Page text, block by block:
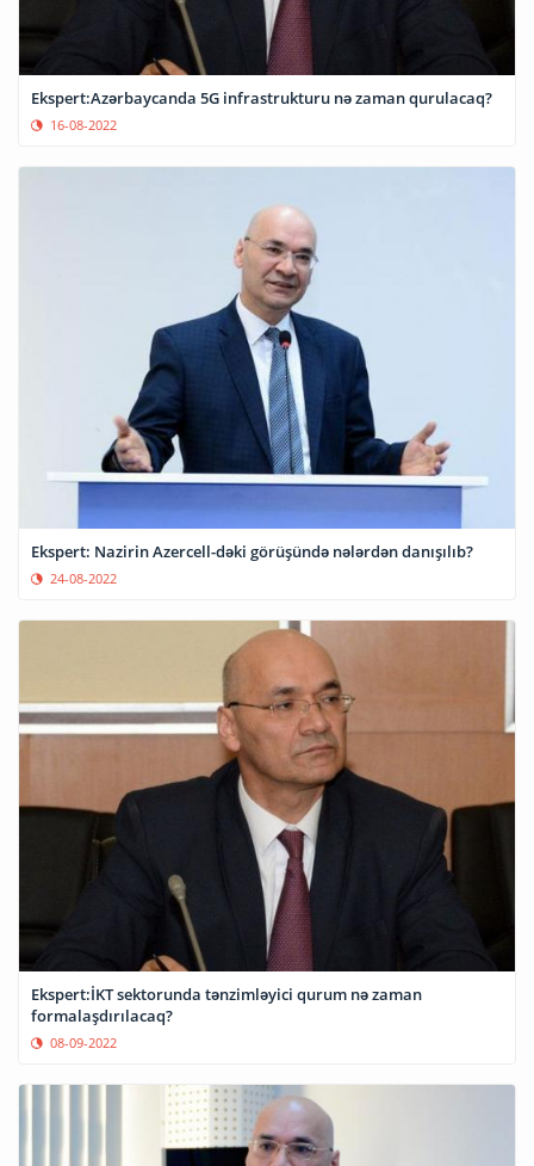
Ekspert:Azərbaycanda 5G infrastrukturu nə zaman qurulacaq?
16-08-2022
Ekspert: Nazirin Azercell-dəki görüşündə nələrdən danışılıb?
24-08-2022
Ekspert:İKT sektorunda tənzimləyici qurum nə zaman
formalaşdırılacaq?
08-09-2022